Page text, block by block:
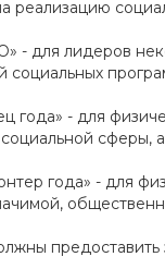
реализацию
- для лидеров
социальных
года» - для
сферы,
года» - для